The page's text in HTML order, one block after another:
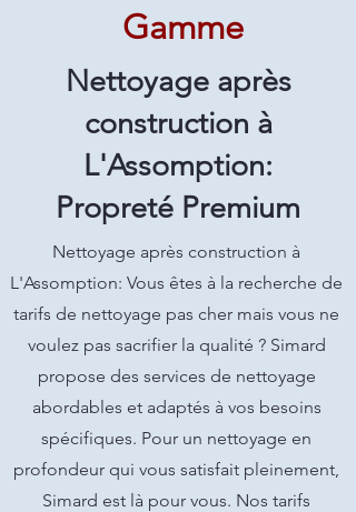
Gamme
Nettoyage après
construction à
L'Assomption:
Propreté Premium
Nettoyage après construction à
L'Assomption: Vous êtes à la recherche de
tarifs de nettoyage pas cher mais vous ne
voulez pas sacrifier la qualité ? Simard
propose des services de nettoyage
abordables et adaptés à vos besoins
spécifiques. Pour un nettoyage en
profondeur qui vous satisfait pleinement,
Simard est là pour vous. Nos tarifs